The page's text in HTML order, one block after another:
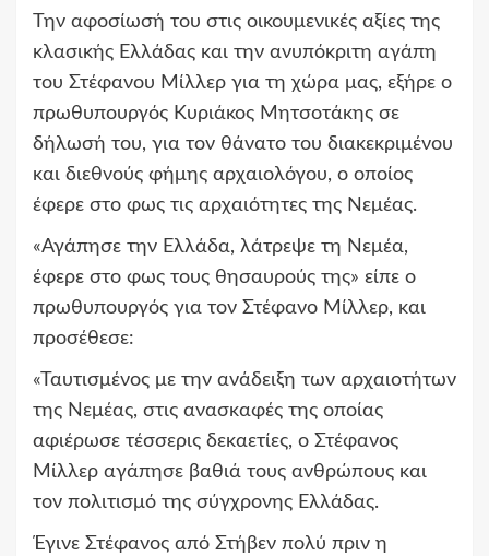
Την αφοσίωσή του στις οικουμενικές αξίες της
κλασικής Ελλάδας και την ανυπόκριτη αγάπη
του Στέφανου Μίλλερ για τη χώρα μας, εξήρε ο
πρωθυπουργός Κυριάκος Μητσοτάκης σε
δήλωσή του, για τον θάνατο του διακεκριμένου
και διεθνούς φήμης αρχαιολόγου, ο οποίος
έφερε στο φως τις αρχαιότητες της Νεμέας.
«Αγάπησε την Ελλάδα, λάτρεψε τη Νεμέα,
έφερε στο φως τους θησαυρούς της» είπε ο
πρωθυπουργός για τον Στέφανο Μίλλερ, και
προσέθεσε:
«Ταυτισμένος με την ανάδειξη των αρχαιοτήτων
της Νεμέας, στις ανασκαφές της οποίας
αφιέρωσε τέσσερις δεκαετίες, ο Στέφανος
Μίλλερ αγάπησε βαθιά τους ανθρώπους και
τον πολιτισμό της σύγχρονης Ελλάδας.
Έγινε Στέφανος από Στήβεν πολύ πριν η